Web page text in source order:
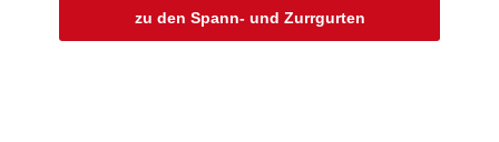
zu den Spann- und Zurrgurten